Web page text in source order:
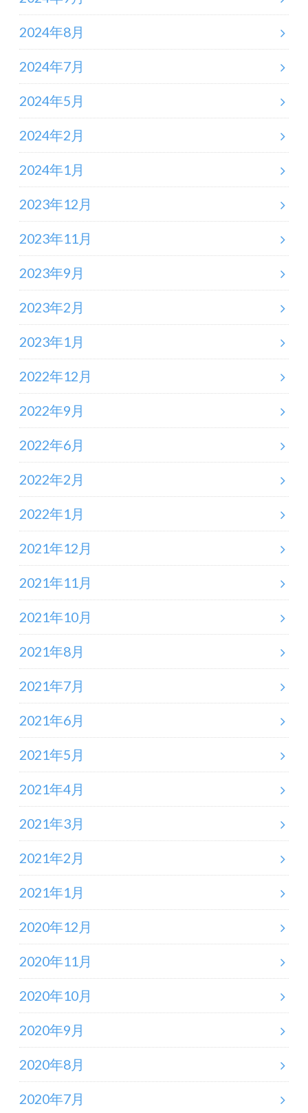
2024年8月
2024年7月
2024年5月
2024年2月
2024年1月
2023年12月
2023年11月
2023年9月
2023年2月
2023年1月
2022年12月
2022年9月
2022年6月
2022年2月
2022年1月
2021年12月
2021年11月
2021年10月
2021年8月
2021年7月
2021年6月
2021年5月
2021年4月
2021年3月
2021年2月
2021年1月
2020年12月
2020年11月
2020年10月
2020年9月
2020年8月
2020年7月